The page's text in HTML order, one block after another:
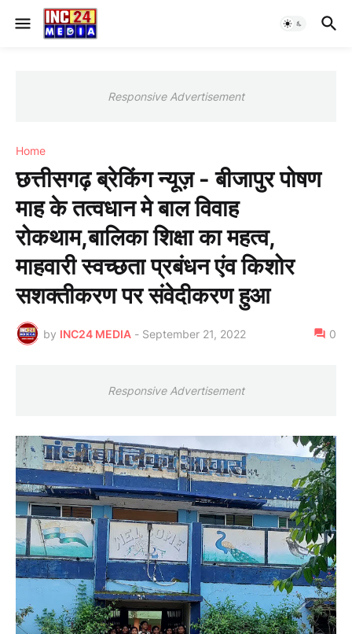
Responsive Advertisement
Home
छत्तीसगढ़ ब्रेकिंग न्यूज़ - बीजापुर पोषण
माह के तत्वधान मे बाल विवाह
रोकथाम,बालिका शिक्षा का महत्व,
माहवारी स्वच्छता प्रबंधन एंव किशोर
सशक्तीकरण पर संवेदीकरण हुआ
by INC24 MEDIA - September 21, 2022 0
Responsive Advertisement